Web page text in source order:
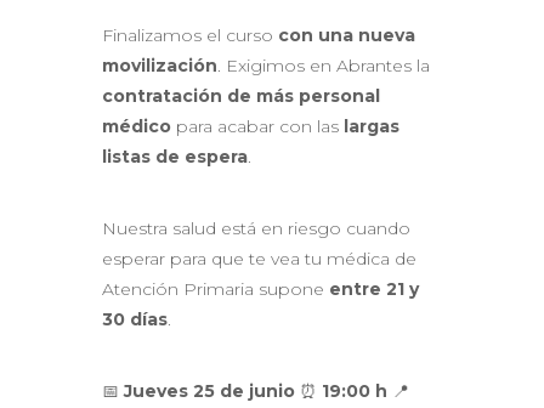
Finalizamos el curso con una nueva
movilización. Exigimos en Abrantes la
contratación de más personal
médico para acabar con las largas
listas de espera.
Nuestra salud está en riesgo cuando
esperar para que te vea tu médica de
Atención Primaria supone entre 21 y
30 días.
📅Jueves 25 de junio ⏰ 19:00 h 📍